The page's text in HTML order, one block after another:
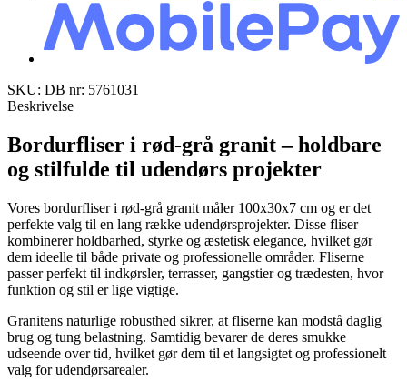
SKU: DB nr: 5761031
Beskrivelse
Bordurfliser i rød-grå granit – holdbare
og stilfulde til udendørs projekter
Vores bordurfliser i rød-grå granit måler 100x30x7 cm og er det
perfekte valg til en lang række udendørsprojekter. Disse fliser
kombinerer holdbarhed, styrke og æstetisk elegance, hvilket gør
dem ideelle til både private og professionelle områder. Fliserne
passer perfekt til indkørsler, terrasser, gangstier og trædesten, hvor
funktion og stil er lige vigtige.
Granitens naturlige robusthed sikrer, at fliserne kan modstå daglig
brug og tung belastning. Samtidig bevarer de deres smukke
udseende over tid, hvilket gør dem til et langsigtet og professionelt
valg for udendørsarealer.